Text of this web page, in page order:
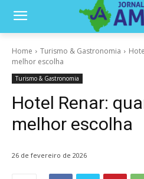
Home Turismo & Gastronomia
melhor escolha
Turismo & Gastronomia
Hotel Renar:
melhor escolha
26 de fevereiro de 2026